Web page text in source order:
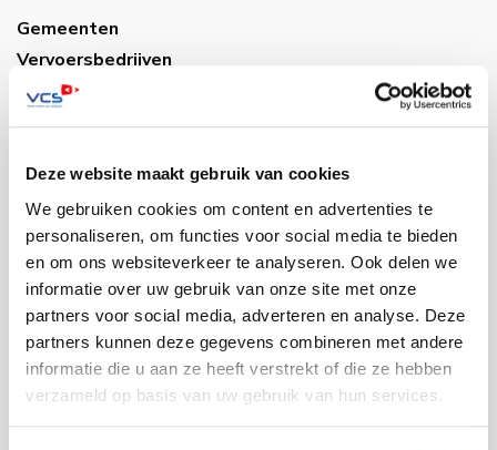
Deze website maakt gebruik van cookies
We gebruiken cookies om content en advertenties te
personaliseren, om functies voor social media te bieden
en om ons websiteverkeer te analyseren. Ook delen we
informatie over uw gebruik van onze site met onze
partners voor social media, adverteren en analyse. Deze
partners kunnen deze gegevens combineren met andere
informatie die u aan ze heeft verstrekt of die ze hebben
verzameld op basis van uw gebruik van hun services.
Gemeenten
Vervoersbedrijven
Onderwijs
Industrie
Musea
Bouwsector
Infra
Zorg
Luchthavens
Bedrijventerreinen
Industrie